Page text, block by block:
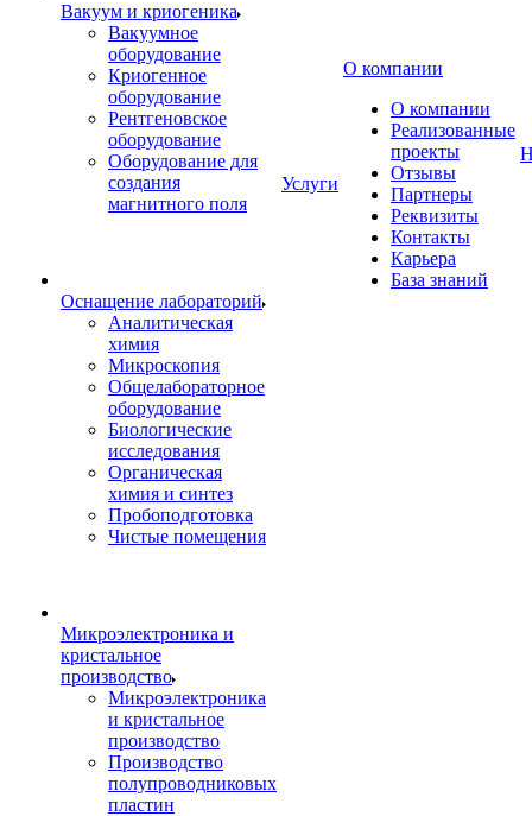
Вакуум и криогеника
Вакуумное
оборудование
Криогенное
оборудование
Рентгеновское
оборудование
Оборудование для
создания
магнитного поля
Оснащение лабораторий
Аналитическая
химия
Микроскопия
Общелабораторное
оборудование
Биологические
исследования
Органическая
химия и синтез
Пробоподготовка
Чистые помещения
Микроэлектроника и
кристальное
производство
Микроэлектроника
и кристальное
производство
Производство
полупроводниковых
пластин
Услуги
О компании
О компании
Реализованные
проекты
Отзывы
Партнеры
Реквизиты
Контакты
Карьера
База знаний